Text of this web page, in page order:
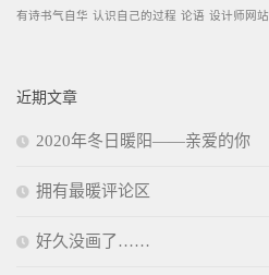
有诗书气自华 认识自己的过程 论语 设计师网站
近期文章
2020年冬日暖阳——亲爱的你
拥有最暖评论区
好久没画了……